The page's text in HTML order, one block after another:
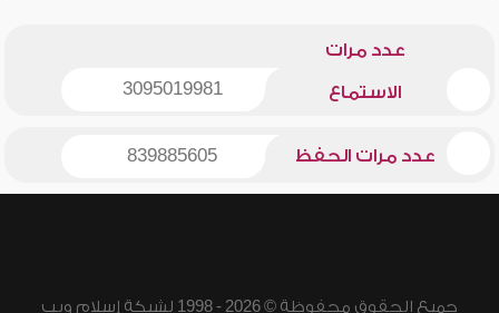
عدد مرات
الاستماع 3095019981
عدد مرات الحفظ 839885605
جميع الحقوق محفوظة © 2026 - 1998 لشبكة إسلام ويب